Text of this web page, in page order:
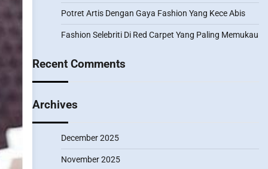
Potret Artis Dengan Gaya Fashion Yang Kece Abis
Fashion Selebriti Di Red Carpet Yang Paling Memukau
Recent Comments
Archives
December 2025
November 2025